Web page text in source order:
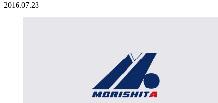
2016.07.28